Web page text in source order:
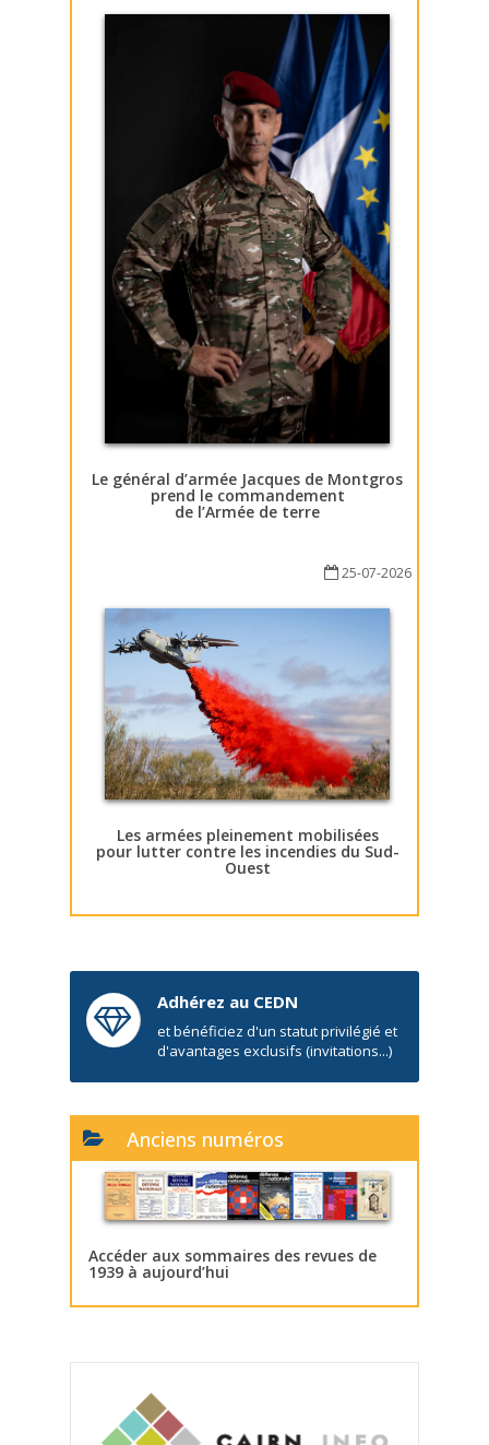
Le général d’armée Jacques de Montgros
prend le commandement
de l’Armée de terre
25-07-2026
Les armées pleinement mobilisées
pour lutter contre les incendies du Sud-
Ouest
Adhérez au CEDN
et bénéficiez d'un statut privilégié et
d'avantages exclusifs (invitations...)
Anciens numéros
Accéder aux sommaires des revues de
1939 à aujourd’hui